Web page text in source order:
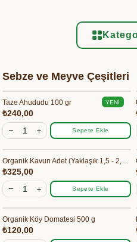
Sebze ve Meyve Çeşitleri
Taze Ahududu 100 gr
₺240,00
Sepete Ekle
YENI
Organik Kavun Adet (Yaklaşık 1,5 - 2,5 kg)
₺325,00
Sepete Ekle
Organik Köy Domatesi 500 g
₺120,00